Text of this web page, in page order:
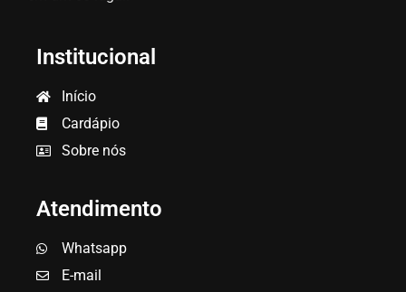
Institucional
Início
Cardápio
Sobre nós
Atendimento
Whatsapp
E-mail